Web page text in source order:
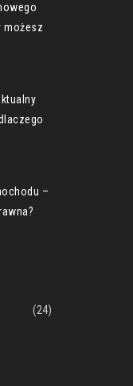
możesz
–
(24)